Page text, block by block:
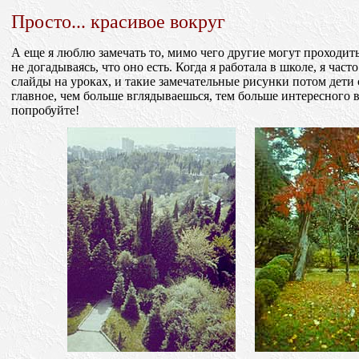
Просто... красивое вокруг
А еще я люблю замечать то, мимо чего другие могут
не догадываясь, что оно есть. Когда я работала в школе, я
слайды на уроках, и такие замечательные рисунки потом дети
главное, чем больше вглядываешься, тем больше интересного
попробуйте!